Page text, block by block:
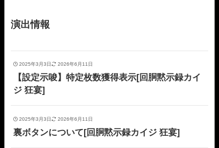
演出情報
2025年3月3日 2026年6月11日
【設定示唆】特定枚数獲得表示[回胴黙示録カイ
ジ 狂宴]
2025年3月3日 2026年6月11日
裏ボタンについて[回胴黙示録カイジ 狂宴]